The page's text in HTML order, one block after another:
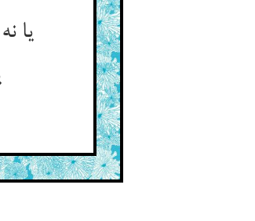
یا نه جنگ است این برای حکمت است ** همچو جنگ خر فروشان صنعت است‌‌
یا نه این است و نه آن حیرانی است ** گنج باید جست این ویرانی است‌‌